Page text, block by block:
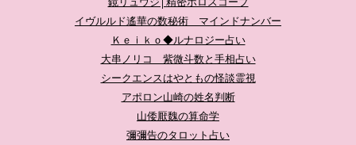
イヴルルド遙華の数秘術 マインドナンバー
Ｋｅｉｋｏ◆ルナロジー占い
大串ノリコ 紫微斗数と手相占い
シークエンスはやともの怪談霊視
アポロン山崎の姓名判断
山倭厭魏の算命学
彌彌告のタロット占い